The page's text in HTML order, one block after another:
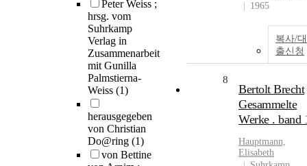
Peter Weiss ;
hrsg. vom
Suhrkamp
Verlag in
Zusammenarbeit
mit Gunilla
Palmstierna-
Weiss (1)
herausgegeben
von Christian
Do@ring (1)
von Bettine
1965
복사/대
출신청
8
Bertolt Brecht
Gesammelte
Werke . band
Hauptmann,
Elisabeth